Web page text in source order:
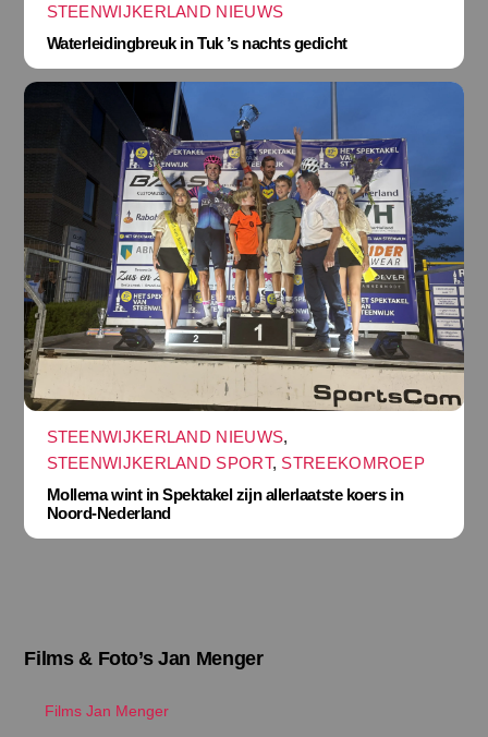
STEENWIJKERLAND NIEUWS
Waterleidingbreuk in Tuk ’s nachts gedicht
STEENWIJKERLAND NIEUWS,
STEENWIJKERLAND SPORT, STREEKOMROEP
Mollema wint in Spektakel zijn allerlaatste koers in
Noord-Nederland
Films & Foto’s Jan Menger
Films Jan Menger